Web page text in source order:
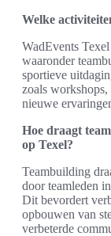
Welke
WadEvents
waaronder
sportieve
zoals
nieuwe
Hoe draagt
op Texel?
Teambuilding
door teamleden
Dit bevordert
opbouwen van
verbeterde